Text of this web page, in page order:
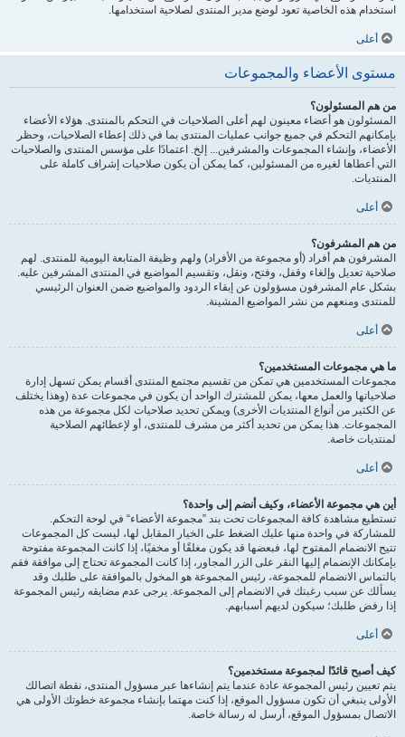
استخدام هذه الخاصية تعود لوضع مدير المنتدى لصلاحية استخدامها.
أعلى
مستوى الأعضاء والمجموعات
من هم المسئولون؟
المسئولون هو أعضاء معينون لهم أعلى الصلاحيات في التحكم بالمنتدى. هؤلاء الأعضاء
بإمكانهم التحكم في جميع جوانب عمليات المنتدى بما في ذلك إعطاء الصلاحيات، وحظر
الأعضاء، وإنشاء المجموعات والمشرفين... إلخ. اعتمادًا على مؤسس المنتدى والصلاحيات
التي أعطاها لغيره من المسئولين، كما يمكن أن يكون صلاحيات إشراف كاملة على
المنتديات.
أعلى
من هم المشرفون؟
المشرفون هم أفراد (أو مجموعة من الأفراد) ولهم وظيفة المتابعة اليومية للمنتدى. لهم
صلاحية تعديل وإلغاء وقفل، وفتح، ونقل، وتقسيم المواضيع في المنتدى المشرفين عليه.
بشكل عام المشرفون مسؤولون عن إبقاء الردود والمواضيع ضمن العنوان الرئيسي
للمنتدى ومنعهم من نشر المواضيع المشينة.
أعلى
ما هي مجموعات المستخدمين؟
مجموعات المستخدمين هي تمكن من تقسيم مجتمع المنتدى أقسام يمكن تسهل إدارة
صلاحياتها والعمل معها، يمكن للمشترك الواحد أن يكون في مجموعات عدة (وهذا يختلف
عن الكثير من أنواع المنتديات الأخرى) ويمكن تحديد صلاحيات لكل مجموعة من هذه
المجموعات. هذا يمكن من تحديد أكثر من مشرف للمنتدى، أو لإعطائهم الصلاحية
لمنتديات خاصة.
أعلى
أين هي مجموعة الأعضاء، وكيف أنضم إلى واحدة؟
تستطيع مشاهدة كافة المجموعات تحت بند ”مجموعة الأعضاء“ في لوحة التحكم.
للمشاركة في واحدة منها عليك الضغط على الخيار المقابل لها، ليست كل المجموعات
تتيح الانضمام المفتوح لها، فبعضها قد يكون مغلقًا أو مخفيًا، إذا كانت المجموعة مفتوحة
بإمكانك الإنضمام إليها النقر على الزر المجاور، إذا كانت المجموعة تحتاج إلى موافقة فقم
بالتماس الانضمام للمجموعة، رئيس المجموعة هو المخول بالموافقة على طلبك وقد
يسألك عن سبب رغبتك في الانضمام إلى المجموعة. يرجى عدم مضايقه رئيس المجموعة
إذا رفض طلبك؛ سيكون لديهم أسبابهم.
أعلى
كيف أصبح قائدًا لمجموعة مستخدمين؟
يتم تعيين رئيس المجموعة عادة عندما يتم إنشاءها عبر مسؤول المنتدى، نقطة اتصالك
الأولى ينبغي أن تكون مسؤول الموقع، إذا كنت مهتما بإنشاء مجموعة خطوتك الأولى هي
الاتصال بمسؤول الموقع، أرسل له رسالة خاصة.